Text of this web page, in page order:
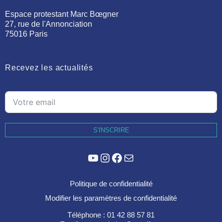
Espace protestant Marc Bœgner
27, rue de l'Annonciation
75016 Paris
Recevez les actualités
S'INSCRIRE
YouTube
Instagram
Facebook
E-mail
Politique de confidentialité
Modifier les paramètres de confidentialité
Téléphone : 01 42 88 57 81